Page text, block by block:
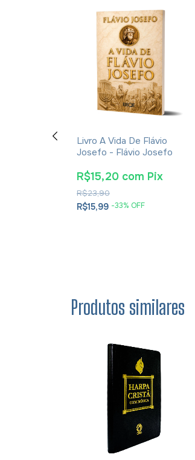
Livro A Vida De Flávio
Josefo - Flávio Josefo
R$15,99 -33% OFF
R$23,90
R$15,20 com Pix
Produtos similares